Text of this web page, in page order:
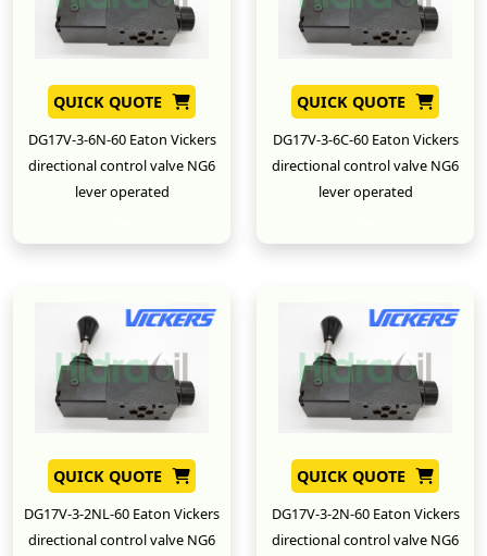
QUICK QUOTE
DG17V-3-6N-60 Eaton Vickers
directional control valve NG6
lever operated
QUICK QUOTE
DG17V-3-6C-60 Eaton Vickers
directional control valve NG6
lever operated
QUICK QUOTE
DG17V-3-2NL-60 Eaton Vickers
directional control valve NG6
QUICK QUOTE
DG17V-3-2N-60 Eaton Vickers
directional control valve NG6